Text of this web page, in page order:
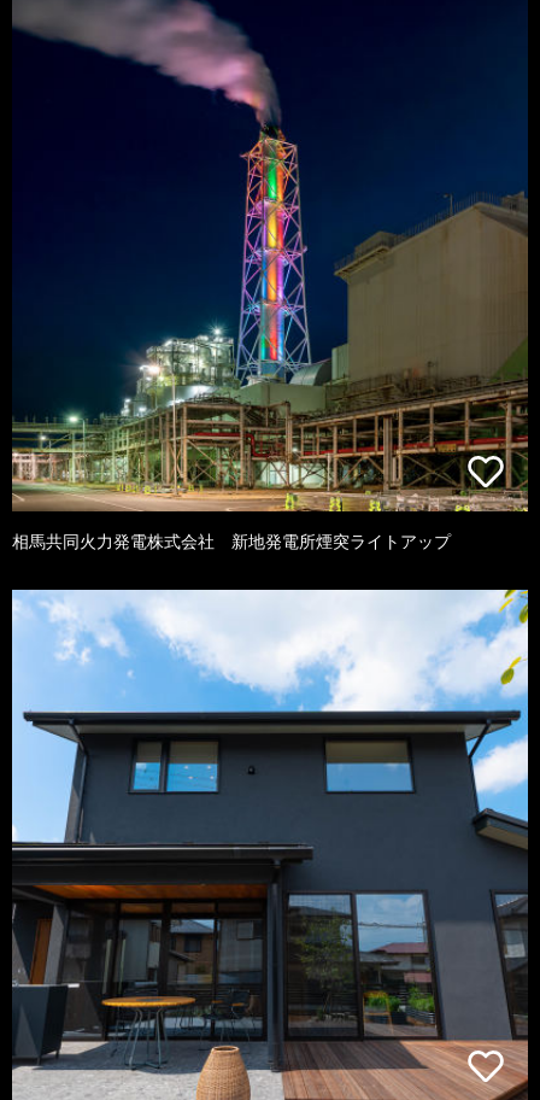
相馬共同火力発電株式会社 新地発電所煙突ライトアップ